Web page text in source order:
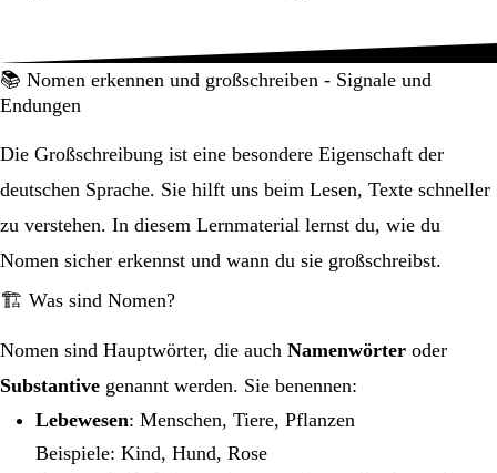
📚 Nomen erkennen und großschreiben - Signale und
Endungen
Die Großschreibung ist eine besondere Eigenschaft der
deutschen Sprache. Sie hilft uns beim Lesen, Texte schneller
zu verstehen. In diesem Lernmaterial lernst du, wie du
Nomen sicher erkennst und wann du sie großschreibst.
🏗️ Was sind Nomen?
Nomen sind Hauptwörter, die auch Namenwörter oder
Substantive genannt werden. Sie benennen:
Lebewesen: Menschen, Tiere, Pflanzen
Beispiele: Kind, Hund, Rose